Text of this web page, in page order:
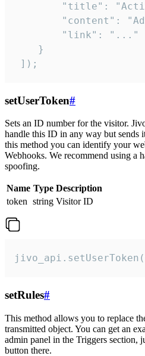
"title":
"content":
        "link": "..."
    }
]);
setUserToken#
Sets an ID number for the visitor.
handle this ID in any way but sends
this method you can identify your
Webhooks. We recommend using a
spoofing.
Name Type Description
token string Visitor ID
setRules#
This method allows you to replace
transmitted object. You can get an
admin panel in the Triggers section,
button there.